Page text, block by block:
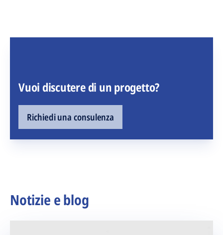
Vuoi discutere di un progetto?
Richiedi una consulenza
Notizie e blog